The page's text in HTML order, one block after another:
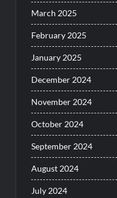
March 2025
February 2025
January 2025
December 2024
November 2024
October 2024
September 2024
August 2024
July 2024